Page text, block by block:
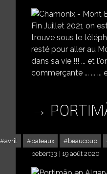
Fin Juillet 2021 on
trouve sous le
resté pour aller au
dans sa vie !!! ... et
commerçante ... ... ...
avril bateaux beaucoup
bebert33
19 août 2020